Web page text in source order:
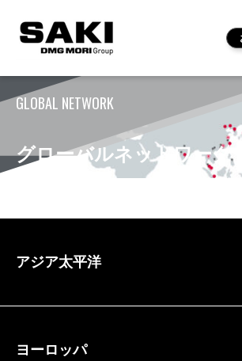
GLOBAL NETWORK
グローバルネットワーク
アジア太平洋
ヨーロッパ